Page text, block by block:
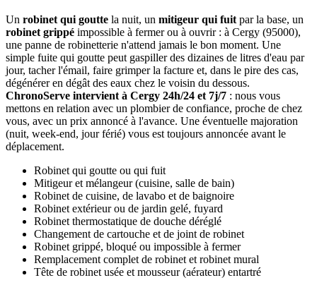
Un robinet qui goutte la nuit, un mitigeur qui fuit par la base, un
robinet grippé impossible à fermer ou à ouvrir : à Cergy (95000),
une panne de robinetterie n'attend jamais le bon moment. Une
simple fuite qui goutte peut gaspiller des dizaines de litres d'eau par
jour, tacher l'émail, faire grimper la facture et, dans le pire des cas,
dégénérer en dégât des eaux chez le voisin du dessous.
ChronoServe intervient à Cergy 24h/24 et 7j/7 : nous vous
mettons en relation avec un plombier de confiance, proche de chez
vous, avec un prix annoncé à l'avance. Une éventuelle majoration
(nuit, week-end, jour férié) vous est toujours annoncée avant le
déplacement.
Robinet qui goutte ou qui fuit
Mitigeur et mélangeur (cuisine, salle de bain)
Robinet de cuisine, de lavabo et de baignoire
Robinet extérieur ou de jardin gelé, fuyard
Robinet thermostatique de douche déréglé
Changement de cartouche et de joint de robinet
Robinet grippé, bloqué ou impossible à fermer
Remplacement complet de robinet et robinet mural
Tête de robinet usée et mousseur (aérateur) entartré